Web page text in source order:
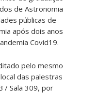
de Astronomia
públicas de
após dois anos
Covid19.
pelo mesmo
das palestras
/ Sala 309, por